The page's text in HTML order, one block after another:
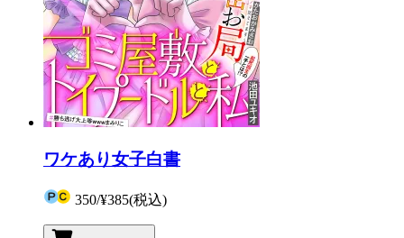
ワケあり女子白書
350/¥385(税込)